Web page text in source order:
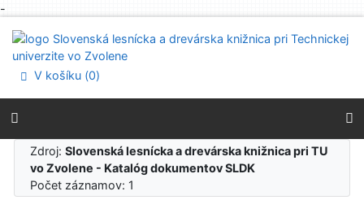
-
Prejsť na menu
Prehlásenie o webovej prístupnosti
V košíku (0)
Zdroj:Slovenská lesnícka a drevárska knižnica pri TU
vo Zvolene - Katalóg dokumentov SLDK
Počet záznamov: 1